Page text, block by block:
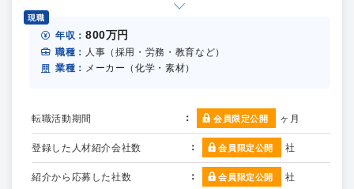
現職
年収： 800万円
職種： 人事（採用・労務・教育など）
業種： メーカー（化学・素材）
転職活動期間 会員限定公開 ヶ月
登録した人材紹介会社数 会員限定公開 社
紹介から応募した社数 会員限定公開 社